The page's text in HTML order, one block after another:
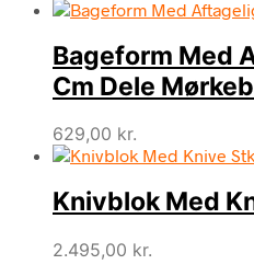
Bageform Med
Cm Dele
629,00 kr.
Knivblok Med
2.495,00 kr.